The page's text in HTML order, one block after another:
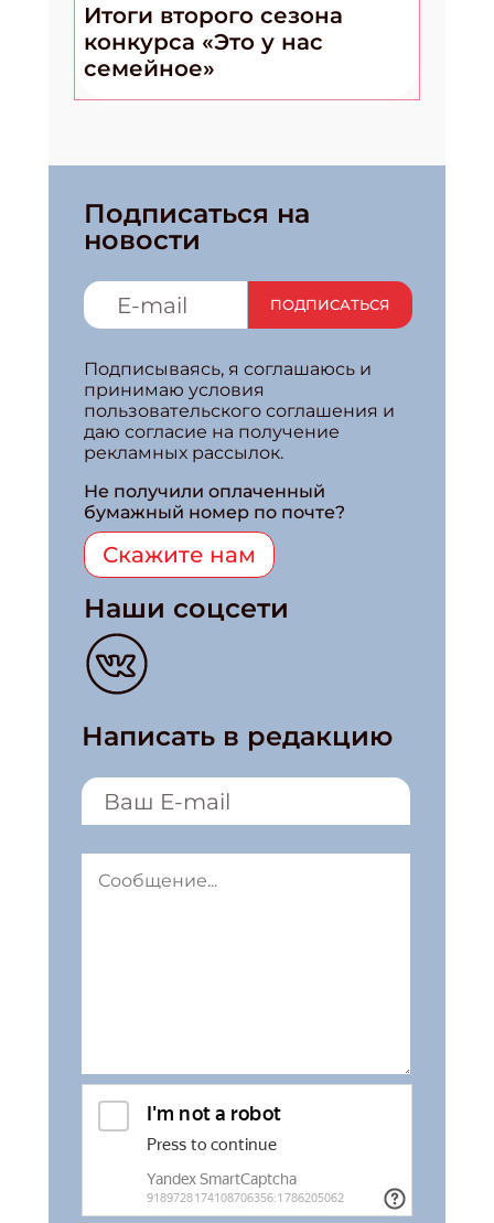
Итоги второго сезона
конкурса «Это у нас
семейное»
Подписаться на
новости
ПОДПИСАТЬСЯ
Подписываясь, я соглашаюсь и
принимаю условия
пользовательского соглашения и
даю согласие на получение
рекламных рассылок.
Не получили оплаченный
бумажный номер по почте?
Скажите нам
Наши соцсети
Написать в редакцию